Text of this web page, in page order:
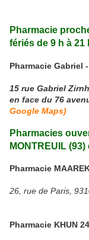
Pharmacie
fériés de 9 h à 21
Pharmacie Gabriel
15 rue Gabriel
en face du 76
Google Maps)
Pharmacies
MONTREUIL (93)
Pharmacie
26, rue de Paris,
Pharmacie KHUN